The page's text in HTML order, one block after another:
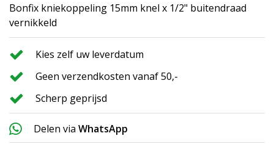
Bonfix kniekoppeling 15mm knel x 1/2" buitendraad
vernikkeld
Kies zelf uw leverdatum
Geen verzendkosten vanaf 50,-
Scherp geprijsd
Delen via WhatsApp